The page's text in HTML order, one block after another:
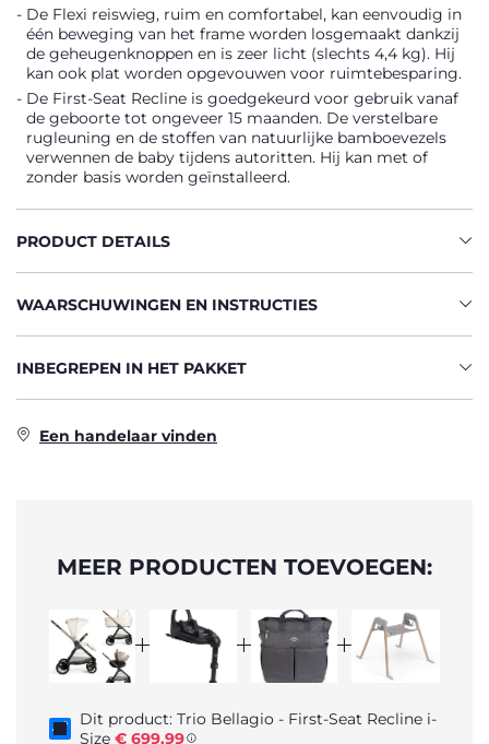
De Flexi reiswieg, ruim en comfortabel, kan eenvoudig in
één beweging van het frame worden losgemaakt dankzij
de geheugenknoppen en is zeer licht (slechts 4,4 kg). Hij
kan ook plat worden opgevouwen voor ruimtebesparing.
De First-Seat Recline is goedgekeurd voor gebruik vanaf
de geboorte tot ongeveer 15 maanden. De verstelbare
rugleuning en de stoffen van natuurlijke bamboevezels
verwennen de baby tijdens autoritten. Hij kan met of
zonder basis worden geïnstalleerd.
PRODUCT DETAILS
WAARSCHUWINGEN EN INSTRUCTIES
INBEGREPEN IN HET PAKKET
Een handelaar vinden
MEER PRODUCTEN TOEVOEGEN:
Dit product: Trio Bellagio - First-Seat Recline i-
Size € 699,99